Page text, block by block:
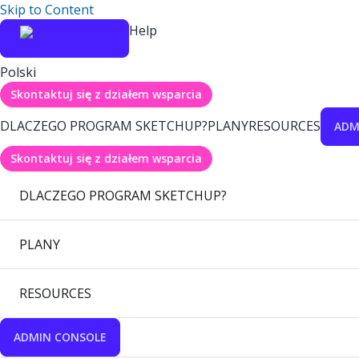
Skip to Content
Help
Polski
Skontaktuj się z działem wsparcia
DLACZEGO PROGRAM SKETCHUP?PLANYRESOURCES
Skontaktuj się z działem wsparcia
DLACZEGO PROGRAM SKETCHUP?
PLANY
RESOURCES
ADMIN CONSOLE